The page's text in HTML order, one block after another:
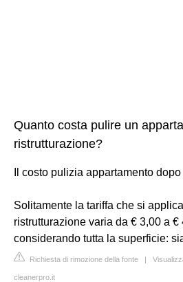
Quanto costa pulire un
ristrutturazione?
Il costo pulizia appartamento
Solitamente la tariffa che si
ristrutturazione varia da € 3,00 a €
considerando tutta la superficie:
Richiesta di rimozione della fonte |
cleanerpro.it